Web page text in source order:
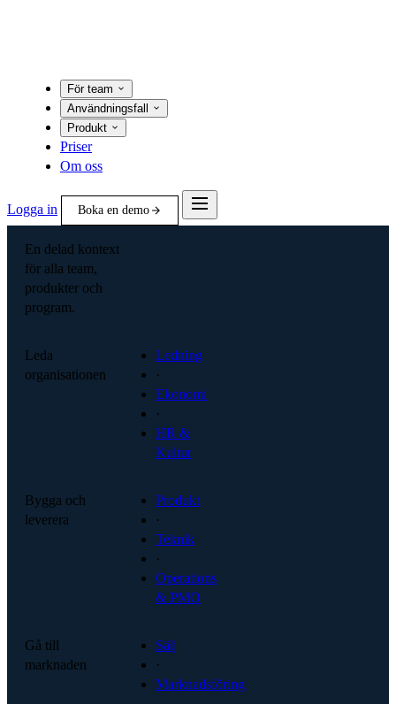
För team
Användningsfall
Produkt
Priser
Om oss
Logga in Boka en demo
En delad kontext
för alla team,
produkter och
program.
Leda
organisationen
Ledning
·
Ekonomi
·
HR &
Kultur
Bygga och
leverera
Produkt
·
Teknik
·
Operations
& PMO
Gå till
marknaden
Sälj
·
Marknadsföring